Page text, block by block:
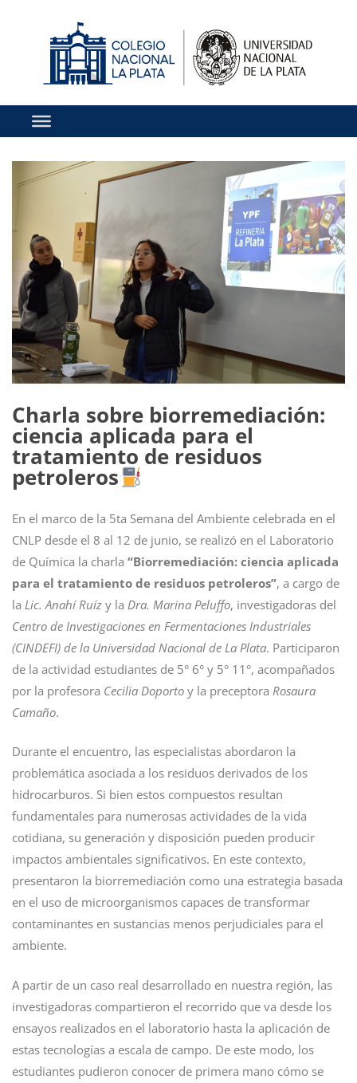
Charla sobre biorremediación:
ciencia aplicada para el
tratamiento de residuos
petroleros
En el marco de la 5ta Semana del Ambiente celebrada en el
CNLP desde el 8 al 12 de junio, se realizó en el Laboratorio
de Química la charla “Biorremediación: ciencia aplicada
para el tratamiento de residuos petroleros”, a cargo de
la Lic. Anahí Ruíz y la Dra. Marina Peluffo, investigadoras del
Centro de Investigaciones en Fermentaciones Industriales
(CINDEFI) de la Universidad Nacional de La Plata. Participaron
de la actividad estudiantes de 5° 6° y 5° 11°, acompañados
por la profesora Cecilia Doporto y la preceptora Rosaura
Camaño.
Durante el encuentro, las especialistas abordaron la
problemática asociada a los residuos derivados de los
hidrocarburos. Si bien estos compuestos resultan
fundamentales para numerosas actividades de la vida
cotidiana, su generación y disposición pueden producir
impactos ambientales significativos. En este contexto,
presentaron la biorremediación como una estrategia basada
en el uso de microorganismos capaces de transformar
contaminantes en sustancias menos perjudiciales para el
ambiente.
A partir de un caso real desarrollado en nuestra región, las
investigadoras compartieron el recorrido que va desde los
ensayos realizados en el laboratorio hasta la aplicación de
estas tecnologías a escala de campo. De este modo, los
estudiantes pudieron conocer de primera mano cómo se